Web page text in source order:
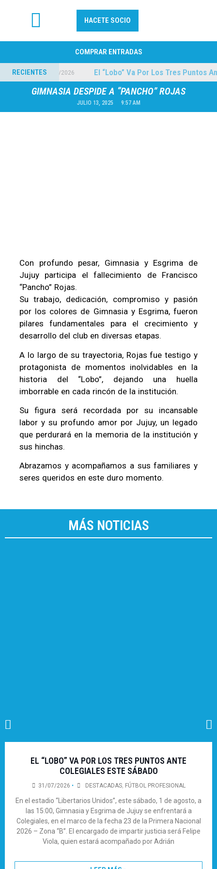
HACETE SOCIO
COMPRAR ENTRADAS
RECIENTES
Quilmes 04/08/2026 El “Lobo” Va Por Los Tres Puntos
GIMNASIA DESPIDE A “PANCHO” ROJAS
JULIO 13, 2025 9:57 AM
Con profundo pesar, Gimnasia y Esgrima de
Jujuy participa el fallecimiento de Francisco
“Pancho” Rojas.
Su trabajo, dedicación, compromiso y pasión
por los colores de Gimnasia y Esgrima, fueron
pilares fundamentales para el crecimiento y
desarrollo del club en diversas etapas.
A lo largo de su trayectoria, Rojas fue testigo y
protagonista de momentos inolvidables en la
historia del “Lobo”, dejando una huella
imborrable en cada rincón de la institución.
Su figura será recordada por su incansable
labor y su profundo amor por Jujuy, un legado
que perdurará en la memoria de la institución y
sus hinchas.
Abrazamos y acompañamos a sus familiares y
seres queridos en este duro momento.
MÁS NOTICIAS
EL “LOBO” VA POR LOS TRES PUNTOS ANTE
COLEGIALES ESTE SÁBADO
31/07/2026 • DESTACADAS, FÚTBOL PROFESIONAL
En el estadio “Libertarios Unidos”, este sábado, 1 de agosto, a
las 15:00, Gimnasia y Esgrima de Jujuy se enfrentará a
Colegiales, en el marco de la fecha 23 de la Primera Nacional
2026 – Zona “B”. El encargado de impartir justicia será Felipe
Viola, quien estará acompañado por Adrián